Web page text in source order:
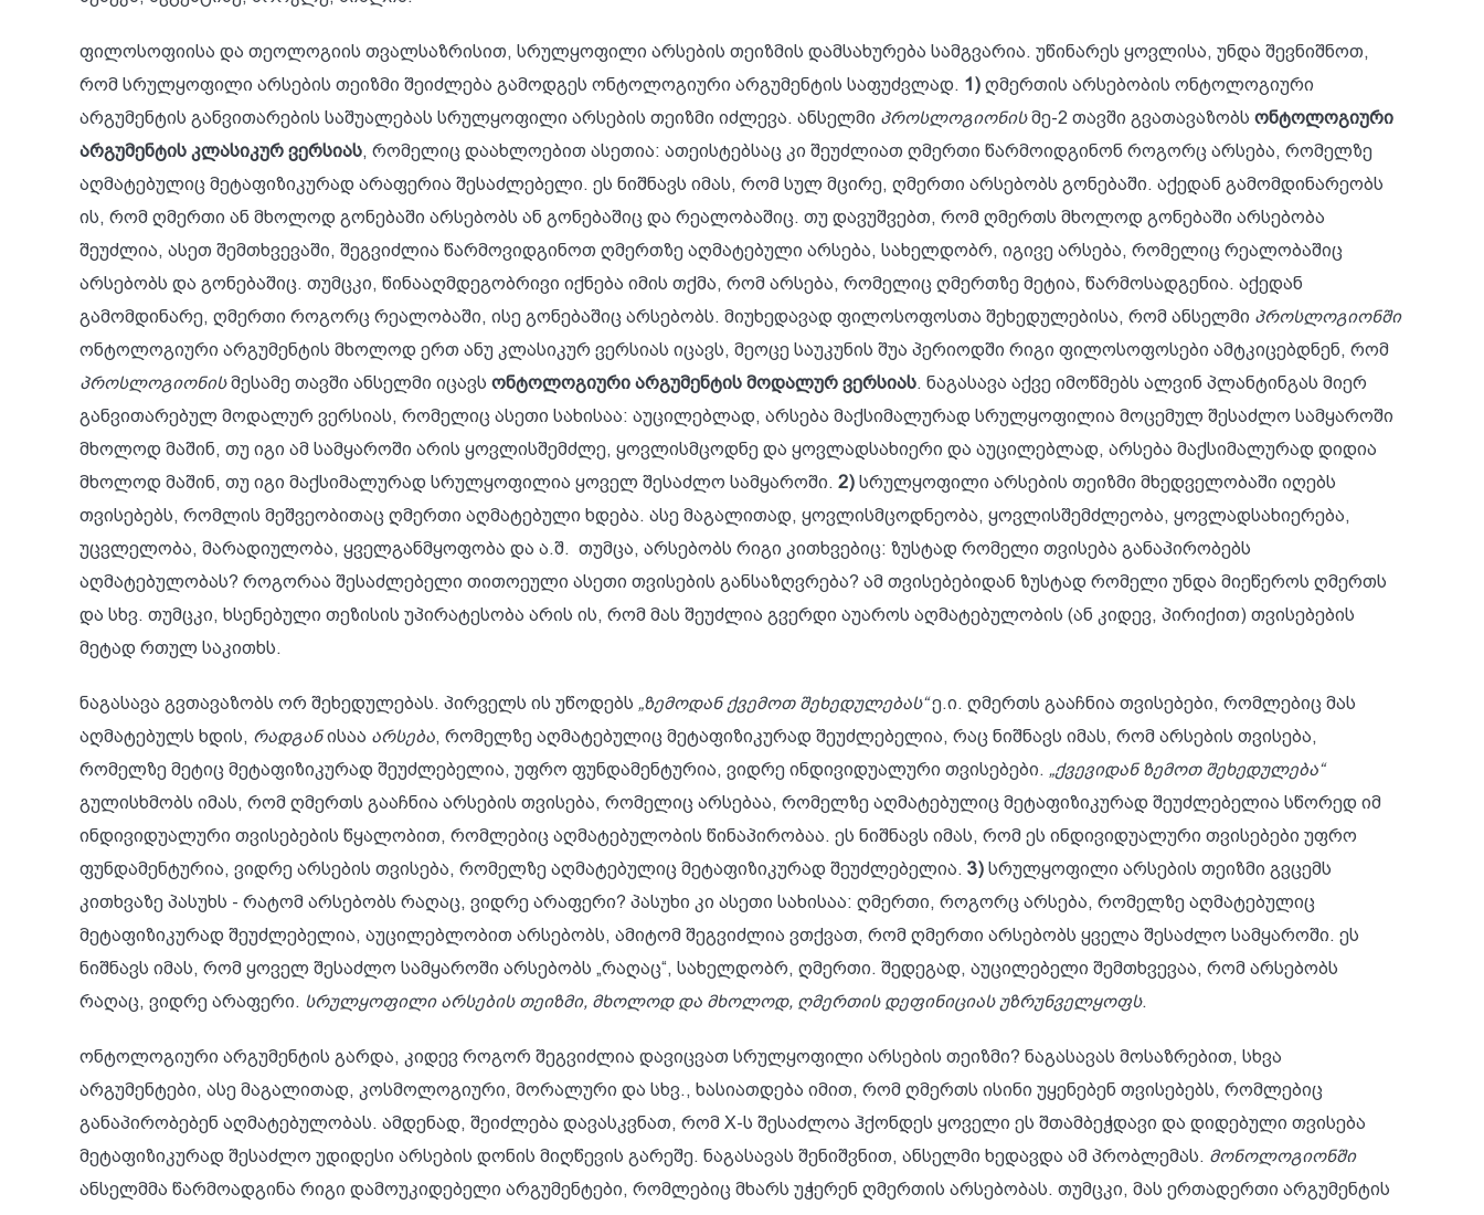
ფილოსოფიისა და თეოლოგიის თვალსაზრისით, სრულყოფილი არსების თეიზმის დამსახურება სამგვარია. უწინარეს ყოვლისა, უნდა შევნიშნოთ,
რომ სრულყოფილი არსების თეიზმი შეიძლება გამოდგეს ონტოლოგიური არგუმენტის საფუძვლად. 1) ღმერთის არსებობის ონტოლოგიური
არგუმენტის განვითარების საშუალებას სრულყოფილი არსების თეიზმი იძლევა. ანსელმი პროსლოგიონისმე-2 თავში გვათავაზობს ონტოლოგიური
არგუმენტის კლასიკურ ვერსიას, რომელიც დაახლოებით ასეთია: ათეისტებსაც კი შეუძლიათ ღმერთი წარმოიდგინონ როგორც არსება, რომელზე
აღმატებულიც მეტაფიზიკურად არაფერია შესაძლებელი. ეს ნიშნავს იმას, რომ სულ მცირე, ღმერთი არსებობს გონებაში. აქედან გამომდინარეობს
ის, რომ ღმერთი ან მხოლოდ გონებაში არსებობს ან გონებაშიც და რეალობაშიც. თუ დავუშვებთ, რომ ღმერთს მხოლოდ გონებაში არსებობა
შეუძლია, ასეთ შემთხვევაში, შეგვიძლია წარმოვიდგინოთ ღმერთზე აღმატებული არსება, სახელდობრ, იგივე არსება, რომელიც რეალობაშიც
არსებობს და გონებაშიც. თუმცკი, წინააღმდეგობრივი იქნება იმის თქმა, რომ არსება, რომელიც ღმერთზე მეტია, წარმოსადგენია. აქედან
გამომდინარე, ღმერთი როგორც რეალობაში, ისე გონებაშიც არსებობს. მიუხედავად ფილოსოფოსთა შეხედულებისა, რომ ანსელმი პროსლოგიონში
ონტოლოგიური არგუმენტის მხოლოდ ერთ ანუ კლასიკურ ვერსიას იცავს, მეოცე საუკუნის შუა პერიოდში რიგი ფილოსოფოსები ამტკიცებდნენ, რომ
პროსლოგიონისმესამე თავში ანსელმი იცავს ონტოლოგიური არგუმენტის მოდალურ ვერსიას. ნაგასავა აქვე იმოწმებს ალვინ პლანტინგას მიერ
განვითარებულ მოდალურ ვერსიას, რომელიც ასეთი სახისაა: აუცილებლად, არსება მაქსიმალურად სრულყოფილია მოცემულ შესაძლო სამყაროში
მხოლოდ მაშინ, თუ იგი ამ სამყაროში არის ყოვლისშემძლე, ყოვლისმცოდნე და ყოვლადსახიერი და აუცილებლად, არსება მაქსიმალურად დიდია
მხოლოდ მაშინ, თუ იგი მაქსიმალურად სრულყოფილია ყოველ შესაძლო სამყაროში. 2) სრულყოფილი არსების თეიზმი მხედველობაში იღებს
თვისებებს, რომლის მეშვეობითაც ღმერთი აღმატებული ხდება. ასე მაგალითად, ყოვლისმცოდნეობა, ყოვლისშემძლეობა, ყოვლადსახიერება,
უცვლელობა, მარადიულობა, ყველგანმყოფობა და ა.შ. თუმცა, არსებობს რიგი კითხვებიც: ზუსტად რომელი თვისება განაპირობებს
აღმატებულობას? როგორაა შესაძლებელი თითოეული ასეთი თვისების განსაზღვრება? ამ თვისებებიდან ზუსტად რომელი უნდა მიეწეროს ღმერთს
და სხვ. თუმცკი, ხსენებული თეზისის უპირატესობა არის ის, რომ მას შეუძლია გვერდი აუაროს აღმატებულობის (ან კიდევ, პირიქით) თვისებების
მეტად რთულ საკითხს.
ნაგასავა გვთავაზობს ორ შეხედულებას. პირველს ის უწოდებს „ზემოდან ქვემოთ შეხედულებას“ე.ი. ღმერთს გააჩნია თვისებები, რომლებიც მას
აღმატებულს ხდის, რადგანისაა არსება, რომელზე აღმატებულიც მეტაფიზიკურად შეუძლებელია, რაც ნიშნავს იმას, რომ არსების თვისება,
რომელზე მეტიც მეტაფიზიკურად შეუძლებელია, უფრო ფუნდამენტურია, ვიდრე ინდივიდუალური თვისებები. „ქვევიდან ზემოთ შეხედულება“
გულისხმობს იმას, რომ ღმერთს გააჩნია არსების თვისება, რომელიც არსებაა, რომელზე აღმატებულიც მეტაფიზიკურად შეუძლებელია სწორედ იმ
ინდივიდუალური თვისებების წყალობით, რომლებიც აღმატებულობის წინაპირობაა. ეს ნიშნავს იმას, რომ ეს ინდივიდუალური თვისებები უფრო
ფუნდამენტურია, ვიდრე არსების თვისება, რომელზე აღმატებულიც მეტაფიზიკურად შეუძლებელია. 3) სრულყოფილი არსების თეიზმი გვცემს
კითხვაზე პასუხს - რატომ არსებობს რაღაც, ვიდრე არაფერი? პასუხი კი ასეთი სახისაა: ღმერთი, როგორც არსება, რომელზე აღმატებულიც
მეტაფიზიკურად შეუძლებელია, აუცილებლობით არსებობს, ამიტომ შეგვიძლია ვთქვათ, რომ ღმერთი არსებობს ყველა შესაძლო სამყაროში. ეს
ნიშნავს იმას, რომ ყოველ შესაძლო სამყაროში არსებობს „რაღაც“, სახელდობრ, ღმერთი. შედეგად, აუცილებელი შემთხვევაა, რომ არსებობს
რაღაც, ვიდრე არაფერი. სრულყოფილი არსების თეიზმი, მხოლოდ და მხოლოდ, ღმერთის დეფინიციას უზრუნველყოფს.
ონტოლოგიური არგუმენტის გარდა, კიდევ როგორ შეგვიძლია დავიცვათ სრულყოფილი არსების თეიზმი? ნაგასავას მოსაზრებით, სხვა
არგუმენტები, ასე მაგალითად, კოსმოლოგიური, მორალური და სხვ., ხასიათდება იმით, რომ ღმერთს ისინი უყენებენ თვისებებს, რომლებიც
განაპირობებენ აღმატებულობას. ამდენად, შეიძლება დავასკვნათ, რომ X-ს შესაძლოა ჰქონდეს ყოველი ეს შთამბეჭდავი და დიდებული თვისება
მეტაფიზიკურად შესაძლო უდიდესი არსების დონის მიღწევის გარეშე. ნაგასავას შენიშვნით, ანსელმი ხედავდა ამ პრობლემას. მონოლოგიონში
ანსელმმა წარმოადგინა რიგი დამოუკიდებელი არგუმენტები, რომლებიც მხარს უჭერენ ღმერთის არსებობას. თუმცკი, მას ერთადერთი არგუმენტის